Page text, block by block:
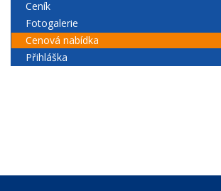
Ceník
Fotogalerie
Cenová nabídka
Přihláška